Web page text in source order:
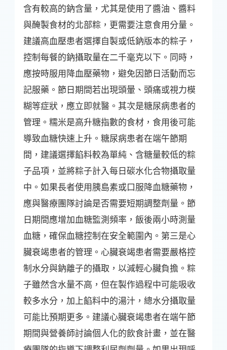
含有較高的鈉含量，尤其是使用了醬油、醬料
與醃製食材的北部粽，更需要注意食用分量。
建議高血壓患者選擇自製或低鈉版本的粽子，
控制每餐的鈉攝取量在二千毫克以下。同時，
應按時服用降血壓藥物，避免因節日活動而忘
記服藥。節日期間若出現頭暈、頭痛或視力模
糊等症狀，應立即就醫。其次是糖尿病患者的
管理。糯米是高升糖指數的食材，食用後可能
導致血糖快速上升。糖尿病患者在端午節期
間，建議選擇餡料較為單純、含糖量較低的粽
子品項，並將粽子計入每日碳水化合物攝取量
中。如果長者使用胰島素或口服降血糖藥物，
應與醫療團隊討論是否需要短期調整劑量。節
日期間應增加血糖監測頻率，飯後兩小時測量
血糖，確保血糖控制在安全範圍內。第三是心
臟衰竭患者的管理。心臟衰竭患者需要嚴格控
制水分與鈉離子的攝取，以減輕心臟負擔。粽
子雖然含水量不高，但在製作過程中可能吸收
較多水分，加上餡料中的湯汁，總水分攝取量
可能比預期更多。建議心臟衰竭患者在端午節
期間與營養師討論個人化的飲食計畫，並在醫